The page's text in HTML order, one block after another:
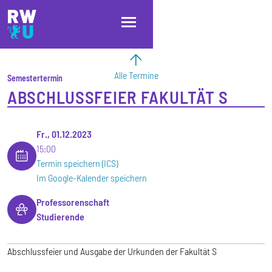
Direkt zum Inhalt
Direkt zur Hauptnavigation
Direkt zum Fußbereich
Alle Termine
Semestertermin
ABSCHLUSSFEIER FAKULTÄT S
Fr., 01.12.2023
15:00
Termin speichern (ICS)
Im Google-Kalender speichern
Professorenschaft
Studierende
Abschlussfeier und Ausgabe der Urkunden der Fakultät S